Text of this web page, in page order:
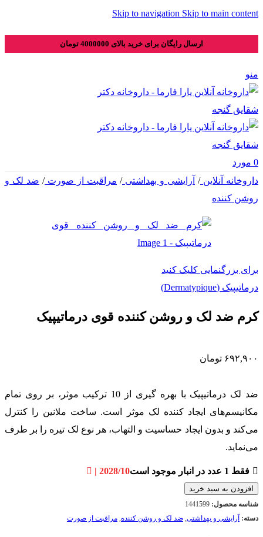
Skip to navigation Skip to main content
ارسال رایگان برای خرید بالای 4000000 تومان
منو
0 مورد
داروخانه آنلاین/ آرایشی و بهداشتی/ مراقبت از صورت/ ضد لک و
روشن کننده
برای بزرگنمایی کلیک کنید
درماتیپیک (Dermatypique)
کرم ضد لک و روشن کننده قوی درماتیپیک
۶۹۲,۹۰۰ تومان
ضد لک درماتیپیک با بهره گیری از 10 ترکیب موثر، بر روی تمام
مکانیسم‌های ایجاد کننده لک موثر است. ساخت ملانین را کنترل
می‌کند و بدون ایجاد حساسیت و التهاب، هر نوع لک تیره را بر طرف
می‌نماید.
فقط 1 عدد در انبار موجود است | 2028/10
افزودن به سبد خرید
شناسه محصول: 1441599
دسته: آرایشی و بهداشتی, ضد لک و روشن کننده, مراقبت از صورت